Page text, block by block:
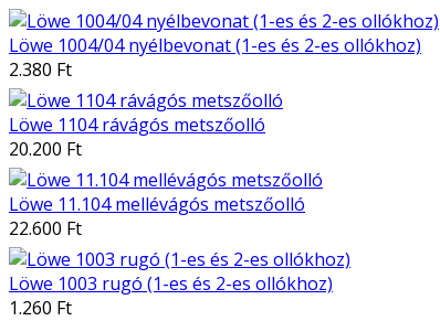
Löwe 1004/04 nyélbevonat (1-es és 2-es ollókhoz)
2.380 Ft
Löwe 1104 rávágós metszőolló
20.200 Ft
Löwe 11.104 mellévágós metszőolló
22.600 Ft
Löwe 1003 rugó (1-es és 2-es ollókhoz)
1.260 Ft